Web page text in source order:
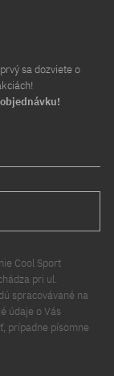
sa dozviete o
Cool Sport
pri ul.
spracovávané na
údaje o Vás
prípadne písomne